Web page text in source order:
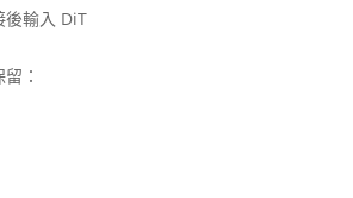
後輸入 DiT
：